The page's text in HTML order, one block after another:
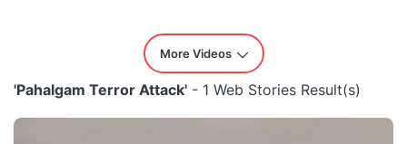
More Videos
'Pahalgam Terror Attack' - 1 Web Stories Result(s)